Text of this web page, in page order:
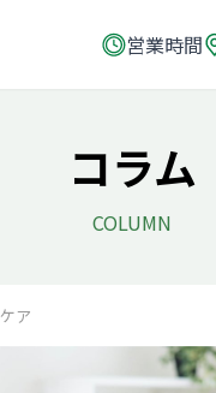
営業時間
コラム
COLUMN
ア